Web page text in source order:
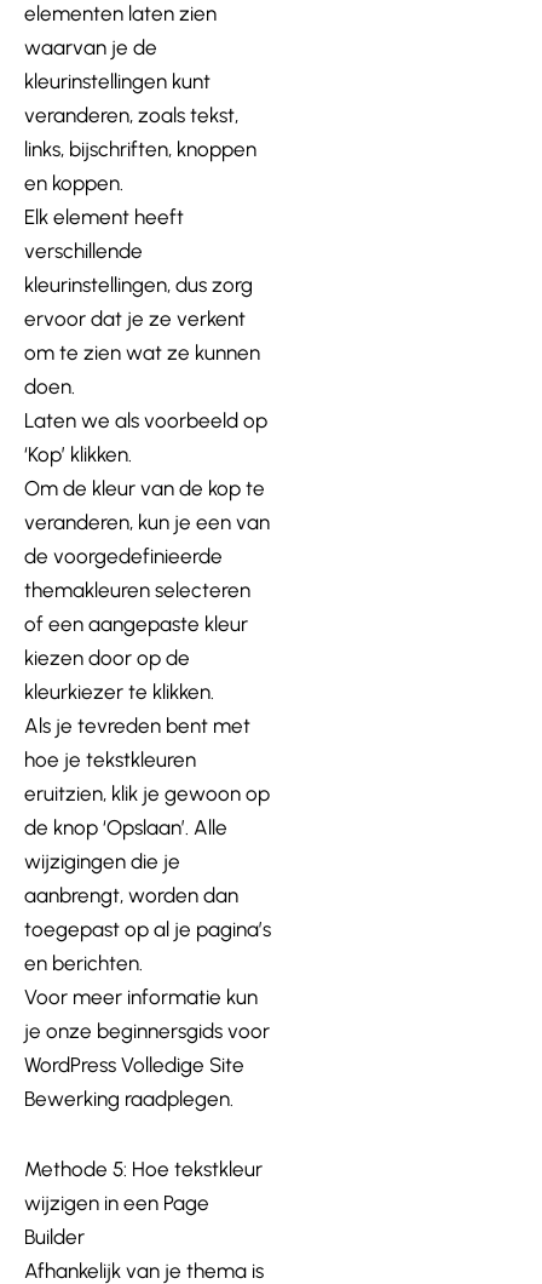
elementen laten zien
waarvan je de
kleurinstellingen kunt
veranderen, zoals tekst,
links, bijschriften, knoppen
en koppen.
Elk element heeft
verschillende
kleurinstellingen, dus zorg
ervoor dat je ze verkent
om te zien wat ze kunnen
doen.
Laten we als voorbeeld op
‘Kop’ klikken.
Om de kleur van de kop te
veranderen, kun je een van
de voorgedefinieerde
themakleuren selecteren
of een aangepaste kleur
kiezen door op de
kleurkiezer te klikken.
Als je tevreden bent met
hoe je tekstkleuren
eruitzien, klik je gewoon op
de knop ‘Opslaan’. Alle
wijzigingen die je
aanbrengt, worden dan
toegepast op al je pagina’s
en berichten.
Voor meer informatie kun
je onze beginnersgids voor
WordPress Volledige Site
Bewerking raadplegen.
Methode 5: Hoe tekstkleur
wijzigen in een Page
Builder
Afhankelijk van je thema is